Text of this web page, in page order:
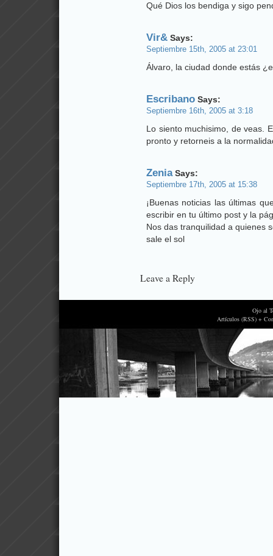
Qué Dios los bendiga y sigo
Vir& Says:
Septiembre 15th, 2005 at 23:01
Álvaro, la ciudad donde estás
Escribano Says:
Septiembre 16th, 2005 at 3:18
Lo siento muchisimo, de veas.
pronto y retorneis a la
ZeniaSays:
Septiembre 17th, 2005 at 15:38
¡Buenas noticias las últimas
escribir en tu último post y la
Nos das tranquilidad a quienes
sale el sol
Leave a Reply
Ojo al
Artículos (RSS) +